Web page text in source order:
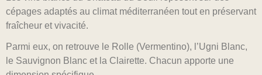
cépages adaptés au climat méditerranéen tout en préservant
fraîcheur et vivacité.
Parmi eux, on retrouve le Rolle (Vermentino), l’Ugni Blanc,
le Sauvignon Blanc et la Clairette. Chacun apporte une